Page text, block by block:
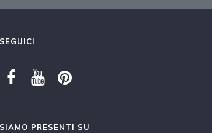
SEGUICI
SIAMO PRESENTI SU